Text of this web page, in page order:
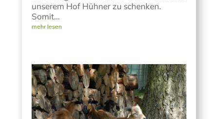
unserem Hof Hühner zu schenken.
Somit...
mehr lesen